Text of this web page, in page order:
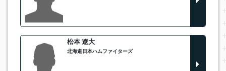
松本 遼大
北海道日本ハムファイターズ